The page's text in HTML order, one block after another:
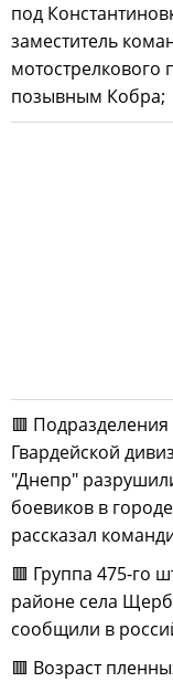
под
заместитель
позывным Кобра;
🟥
Гвардейской
"Днепр"
боевиков в
рассказал
🟥 Группа 475-го
районе села
сообщили в
🟥 Возраст